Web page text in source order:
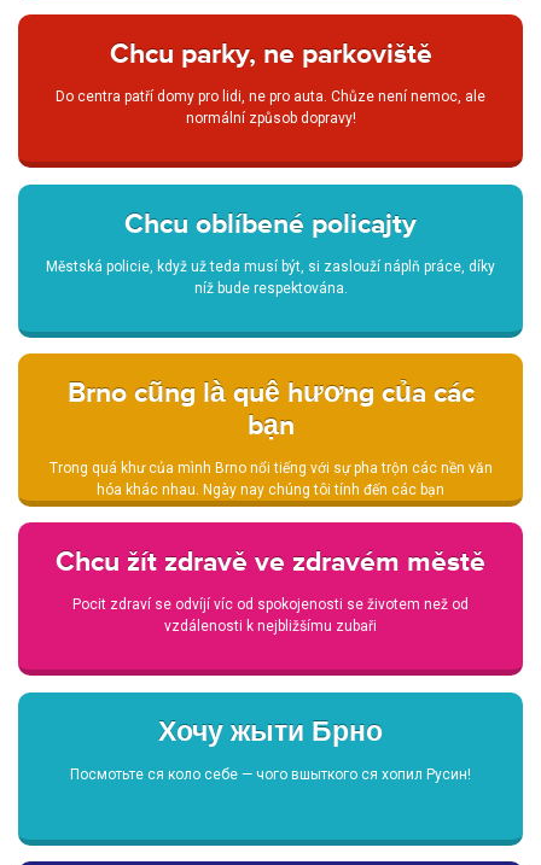
Chcu parky, ne parkoviště
Do centra patří domy pro lidi, ne pro auta. Chůze není nemoc, ale
normální způsob dopravy!
Chcu oblíbené policajty
Městská policie, když už teda musí být, si zaslouží náplň práce, díky
níž bude respektována.
Brno cũng là quê hương của các
bạn
Trong quá khư của mình Brno nổi tiếng với sự pha trộn các nền văn
hóa khác nhau. Ngày nay chúng tôi tính đến các bạn
Chcu žít zdravě ve zdravém městě
Pocit zdraví se odvíjí víc od spokojenosti se životem než od
vzdálenosti k nejbližšímu zubaři
Хочу жыти Брно
Посмотьте ся коло себе — чого вшыткого ся хопил Русин!